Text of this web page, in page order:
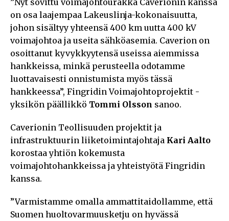
on osa laajempaa Lakeuslinja-kokonaisuutta,
johon sisältyy yhteensä 400 km uutta 400 kV
voimajohtoa ja useita sähköasemia. Caverion on
osoittanut kyvykkyytensä useissa aiemmissa
hankkeissa, minkä perusteella odotamme
luottavaisesti onnistumista myös tässä
hankkeessa”, Fingridin Voimajohtoprojektit -
yksikön päällikkö Tommi Olsson sanoo.
Caverionin Teollisuuden projektit ja
infrastruktuurin liiketoimintajohtaja Kari Aalto
korostaa yhtiön kokemusta
voimajohtohankkeissa ja yhteistyötä Fingridin
kanssa.
”Varmistamme omalla ammattitaidollamme, että
Suomen huoltovarmuusketju on hyvässä